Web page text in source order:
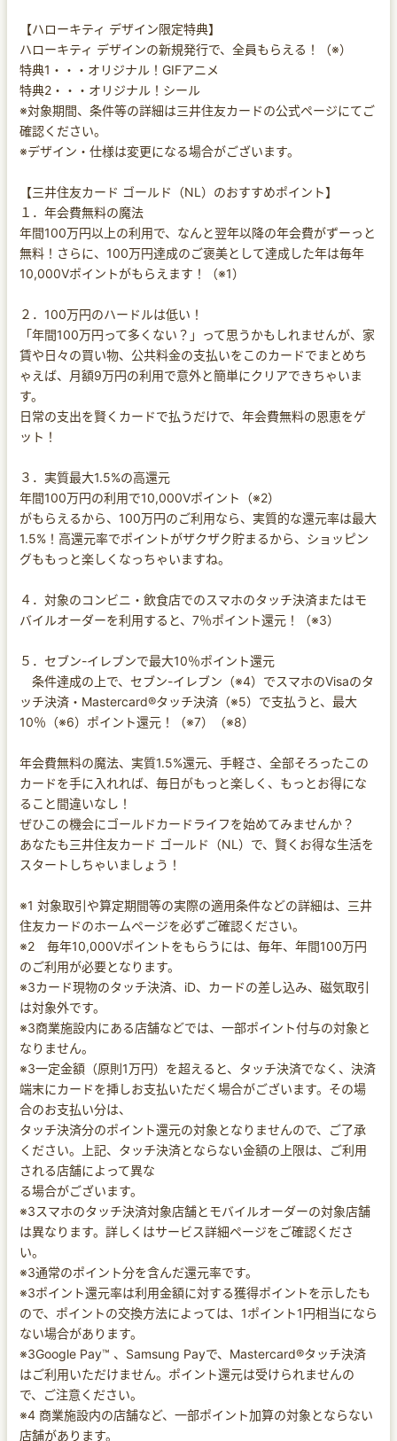
【ハローキティ デザイン限定特典】
ハローキティ デザインの新規発行で、全員もらえる！（※）
特典1・・・オリジナル！GIFアニメ
特典2・・・オリジナル！シール
※対象期間、条件等の詳細は三井住友カードの公式ページにてご
確認ください。
※デザイン・仕様は変更になる場合がございます。
【三井住友カード ゴールド（NL）のおすすめポイント】
１．年会費無料の魔法
年間100万円以上の利用で、なんと翌年以降の年会費がずーっと
無料！さらに、100万円達成のご褒美として達成した年は毎年
10,000Vポイントがもらえます！（※1）
２．100万円のハードルは低い！
「年間100万円って多くない？」って思うかもしれませんが、家
賃や日々の買い物、公共料金の支払いをこのカードでまとめち
ゃえば、月額9万円の利用で意外と簡単にクリアできちゃいま
す。
日常の支出を賢くカードで払うだけで、年会費無料の恩恵をゲ
ット！
３．実質最大1.5%の高還元
年間100万円の利用で10,000Vポイント（※2）
がもらえるから、100万円のご利用なら、実質的な還元率は最大
1.5%！高還元率でポイントがザクザク貯まるから、ショッピン
グももっと楽しくなっちゃいますね。
４．対象のコンビニ・飲食店でのスマホのタッチ決済またはモ
バイルオーダーを利用すると、7％ポイント還元！（※3）
５．セブン-イレブンで最大10％ポイント還元
条件達成の上で、セブン-イレブン（※4）でスマホのVisaのタ
ッチ決済・Mastercard®タッチ決済（※5）で支払うと、最大
10％（※6）ポイント還元！（※7）（※8）
年会費無料の魔法、実質1.5%還元、手軽さ、全部そろったこの
カードを手に入れれば、毎日がもっと楽しく、もっとお得にな
ること間違いなし！
ぜひこの機会にゴールドカードライフを始めてみませんか？
あなたも三井住友カード ゴールド（NL）で、賢くお得な生活を
スタートしちゃいましょう！
※1 対象取引や算定期間等の実際の適用条件などの詳細は、三井
住友カードのホームページを必ずご確認ください。
※2 毎年10,000Vポイントをもらうには、毎年、年間100万円
のご利用が必要となります。
※3カード現物のタッチ決済、iD、カードの差し込み、磁気取引
は対象外です。
※3商業施設内にある店舗などでは、一部ポイント付与の対象と
なりません。
※3一定金額（原則1万円）を超えると、タッチ決済でなく、決済
端末にカードを挿しお支払いただく場合がございます。その場
合のお支払い分は、
タッチ決済分のポイント還元の対象となりませんので、ご了承
ください。上記、タッチ決済とならない金額の上限は、ご利用
される店舗によって異な
る場合がございます。
※3スマホのタッチ決済対象店舗とモバイルオーダーの対象店舗
は異なります。詳しくはサービス詳細ページをご確認くださ
い。
※3通常のポイント分を含んだ還元率です。
※3ポイント還元率は利用金額に対する獲得ポイントを示したも
ので、ポイントの交換方法によっては、1ポイント1円相当になら
ない場合があります。
※3Google Pay™ 、Samsung Payで、Mastercard®タッチ決済
はご利用いただけません。ポイント還元は受けられませんの
で、ご注意ください。
※4 商業施設内の店舗など、一部ポイント加算の対象とならない
店舗があります。